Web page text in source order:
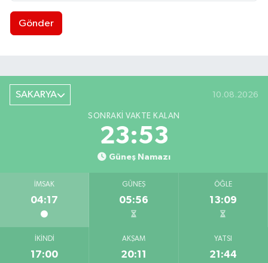
Gönder
SAKARYA 10.08.2026
SONRAKI VAKTE KALAN
23:53
Güneş Namazı
İMSAK
04:17
GÜNEŞ
05:56
ÖĞLE
13:09
İKINDI
17:00
AKŞAM
20:11
YATSI
21:44